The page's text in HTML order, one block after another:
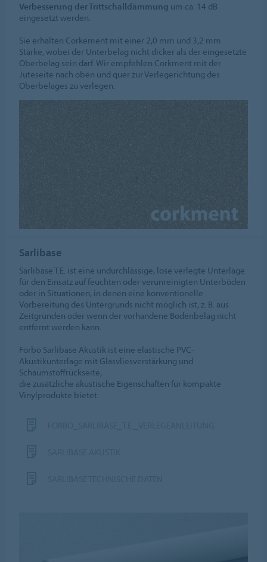
Verbesserung der Trittschalldämmung um ca. 14 dB
eingesetzt werden.
Sie erhalten Corkement mit einer 2,0 mm und 3,2 mm
Stärke, wobei der Unterbelag nicht dicker als der eingesetzte
Oberbelag sein darf. Wir empfehlen Corkment mit der
Juteseite nach oben und quer zur Verlegerichtung des
Oberbelages zu verlegen.
Sarlibase
Sarlibase T.E. ist eine undurchlässige, lose verlegte Unterlage
für den Einsatz auf feuchten oder verunreinigten Unterböden
oder in Situationen, in denen eine konventionelle
Vorbereitung des Untergrunds nicht möglich ist, z. B. aus
Zeitgründen oder wenn der vorhandene Bodenbelag nicht
entfernt werden kann.
Forbo Sarlibase Akustik ist eine elastische PVC-
Akustikunterlage mit Glasvliesverstärkung und
Schaumstoffrückseite,
die zusätzliche akustische Eigenschaften für kompakte
Vinylprodukte bietet.